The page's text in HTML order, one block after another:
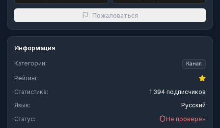
Пожаловаться
Информация
Категории: Канал
Рейтинг:
Статистика:
1 394 подписчиков
Язык:
Русский
Статус:
Не проверен